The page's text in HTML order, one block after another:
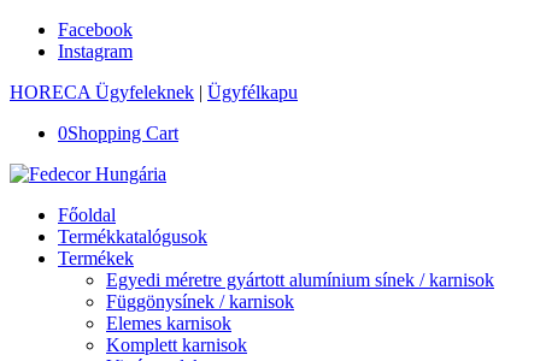
Facebook
Instagram
HORECA Ügyfeleknek | Ügyfélkapu
0Shopping Cart
Főoldal
Termékkatalógusok
Termékek
Egyedi méretre gyártott alumínium sínek / karnisok
Függönysínek / karnisok
Elemes karnisok
Komplett karnisok